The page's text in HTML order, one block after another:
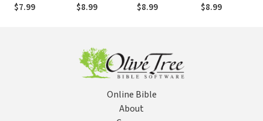
$7.99
$8.99 $8.99 $8.99
Online Bible
About